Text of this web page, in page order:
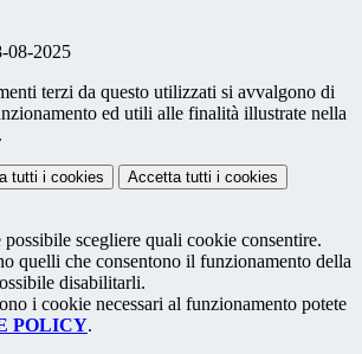
08-2025
terzi da questo utilizzati si avvalgono di
ed utili alle finalità illustrate nella
.
tutti i cookies Accetta tutti i cookies
possibile scegliere quali cookie consentire.
quelli che consentono il funzionamento della
disabilitarli.
i cookie necessari al funzionamento potete
POLICY.